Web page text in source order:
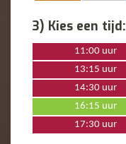
3) Kies een tijd:
11:00 uur
13:15 uur
14:30 uur
16:15 uur
17:30 uur